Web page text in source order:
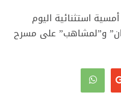
استثنائية اليوم
و”لمشاهب” على مسرح